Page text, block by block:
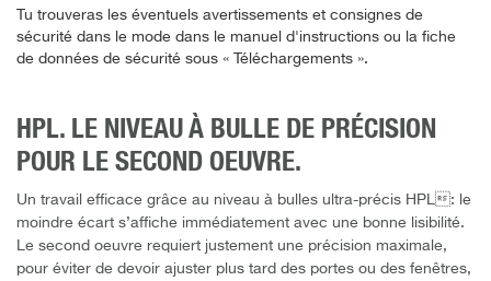
Tu trouveras les éventuels avertissements et consignes de
sécurité dans le mode dans le manuel d'instructions ou la fiche
de données de sécurité sous « Téléchargements ».
HPL. LE NIVEAU À BULLE DE PRÉCISION
POUR LE SECOND OEUVRE.
Un travail efficace grâce au niveau à bulles ultra-précis HPL: le
moindre écart s’affiche immédiatement avec une bonne lisibilité.
Le second oeuvre requiert justement une précision maximale,
pour éviter de devoir ajuster plus tard des portes ou des fenêtres,